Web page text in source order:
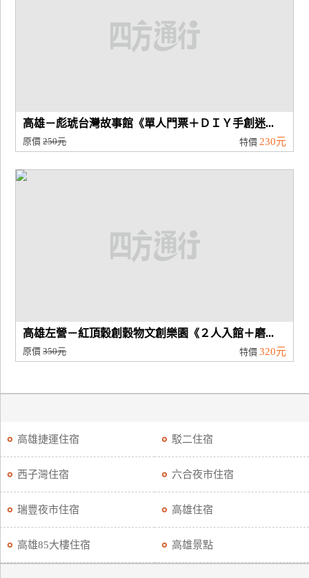
高雄－彪琥台灣故事館《單人門票＋ＤＩＹ手創迷...
原價250元 特價 230元
高雄左營－紅頂穀創穀物文創樂園《２人入館＋磨...
原價350元 特價 320元
高雄捷運住宿 駁二住宿
西子灣住宿 六合夜市住宿
瑞豐夜市住宿 高雄住宿
高雄85大樓住宿 高雄景點